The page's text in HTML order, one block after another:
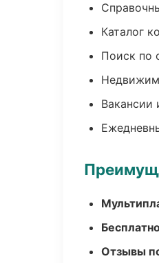
Каталог
Поиск по
Вакансии
Отзывы